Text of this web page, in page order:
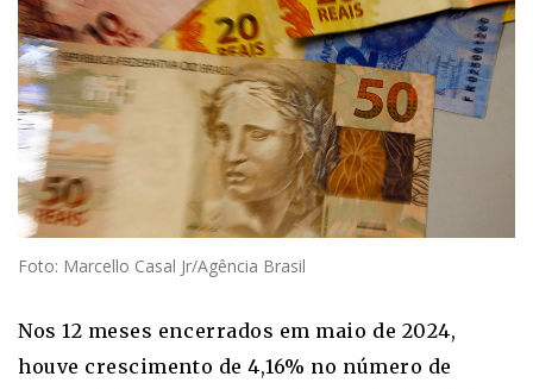
Foto: Marcello Casal Jr/Agência Brasil
Nos 12 meses encerrados em maio de 2024,
houve crescimento de 4,16% no número de